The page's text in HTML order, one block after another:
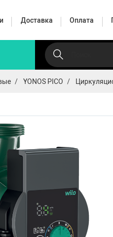
Доставка Оплата
YONOS PICO